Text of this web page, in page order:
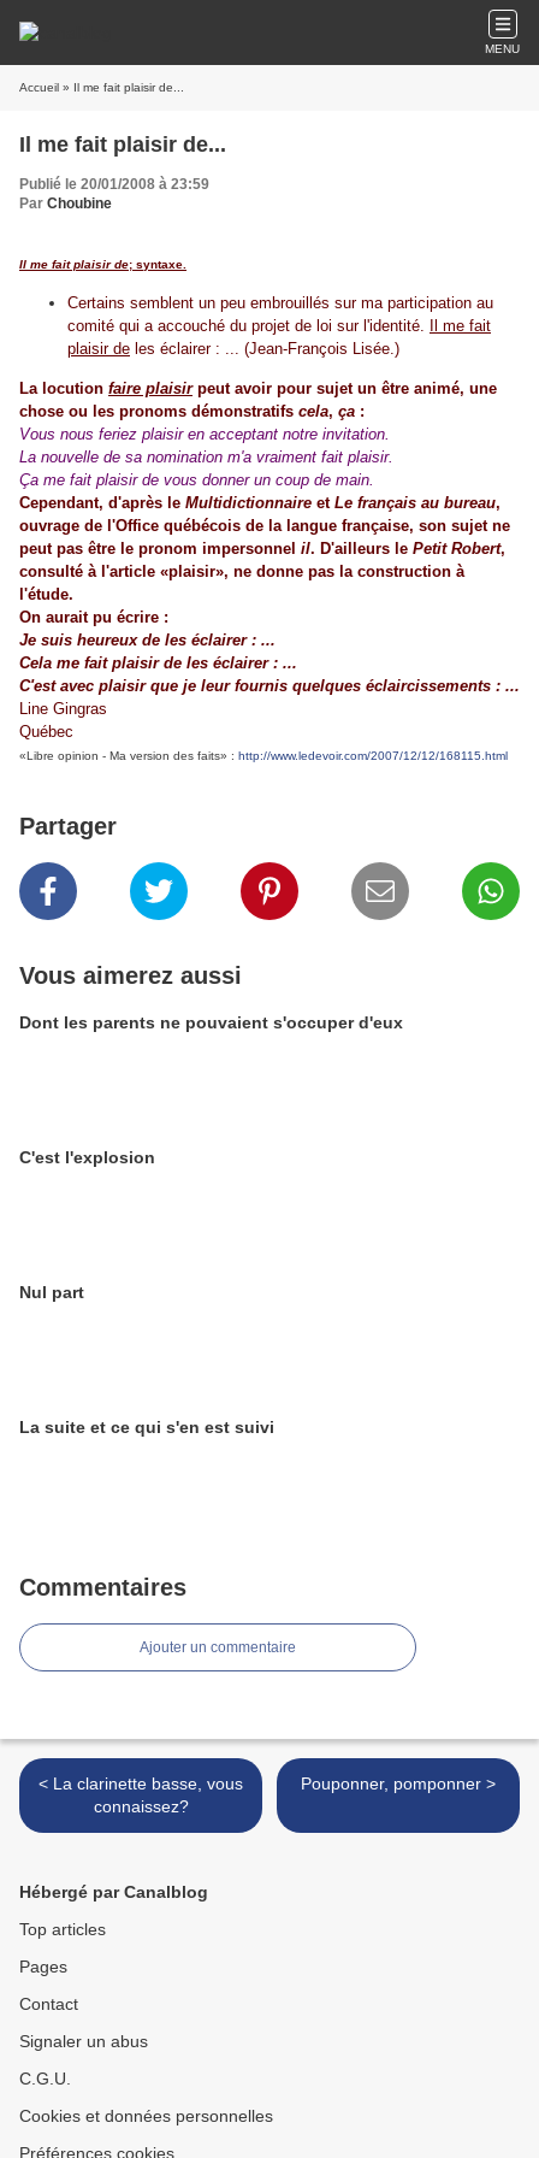
MENU
Accueil » Il me fait plaisir de...
Il me fait plaisir de...
Publié le 20/01/2008 à 23:59
Par Choubine
Il me fait plaisir de; syntaxe.
Certains semblent un peu embrouillés sur ma participation au
comité qui a accouché du projet de loi sur l'identité.
Il me fait
plaisir de les éclairer : ... (Jean-François Lisée.)
La locution faire plaisirpeut avoir pour sujet un être animé, une
chose ou les pronoms démonstratifs cela, ça :
Vous nous feriez plaisir en acceptant notre invitation.
La nouvelle de sa nomination m'a vraiment fait plaisir.
Ça me fait plaisir de vous donner un coup de main.
Cependant, d'après le Multidictionnaire et Le français au bureau,
ouvrage de l'Office québécois de la langue française, son sujet ne
peut pas être le pronom impersonnel il. D'ailleurs le Petit Robert,
consulté à l'article «plaisir», ne donne pas la construction à
l'étude.
On aurait pu écrire :
Je suis heureux de les éclairer : ...
Cela me fait plaisir de les éclairer : ...
C'est avec plaisir que je leur fournis quelques éclaircissements : ...
Line Gingras
Québec
«Libre opinion - Ma version des faits» : http://www.ledevoir.com/2007/12/12/168115.html
Partager
Vous aimerez aussi
Dont les parents ne pouvaient s'occuper d'eux
C'est l'explosion
Nul part
La suite et ce qui s'en est suivi
Commentaires
Ajouter un commentaire
< La clarinette basse, vous
connaissez?
Pouponner, pomponner >
Hébergé par Canalblog
Top articles
Pages
Contact
Signaler un abus
C.G.U.
Cookies et données personnelles
Préférences cookies